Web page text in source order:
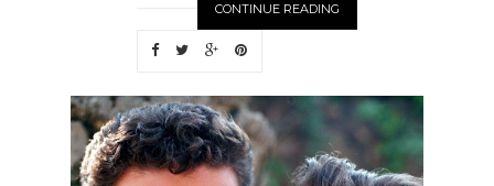
CONTINUE READING